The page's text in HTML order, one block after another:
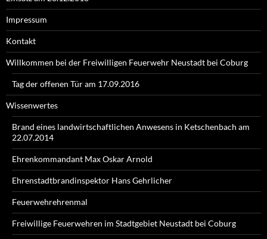
Impressum
Kontakt
Willkommen bei der Freiwilligen Feuerwehr Neustadt bei Coburg
Tag der offenen Tür am 17.09.2016
Wissenwertes
Brand eines landwirtschaftlichen Anwesens in Ketschenbach am
22.07.2014
Ehrenkommandant Max Oskar Arnold
Ehrenstadtbrandinspektor Hans Gehrlicher
Feuerwehrehrenmal
Freiwillige Feuerwehren im Stadtgebiet Neustadt bei Coburg